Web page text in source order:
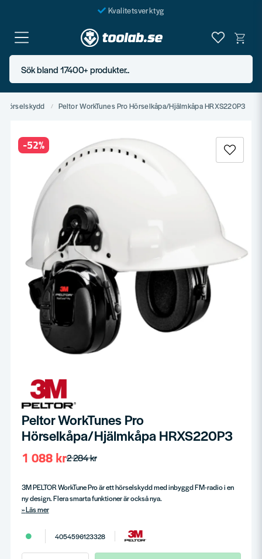
Kvalitetsverktyg
Fraktfritt över 999 SEK*
En järnhandel för alla
Butik i Göteborg
Sök bland 17400+ produkter..
Hörselskydd Peltor WorkTunes Pro Hörselkåpa/Hjälmkåpa HRXS220P3
-52%
Peltor WorkTunes Pro
Hörselkåpa/Hjälmkåpa HRXS220P3
2 284 kr
1 088 kr
3M PELTOR WorkTune Pro är ett hörselskydd med inbyggd FM-radio i en
ny design. Flera smarta funktioner är också nya.
Läs mer
4054596123328